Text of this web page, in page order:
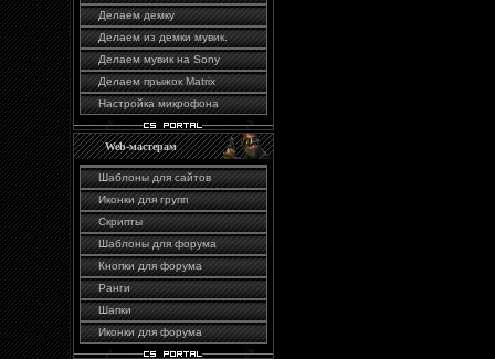
Делаем демку
Делаем из демки мувик.
Делаем мувик на Sony
Делаем прыжок Matrix
Настройка микрофона
Web-мастерам
Шаблоны для сайтов
Иконки для групп
Скрипты
Шаблоны для форума
Кнопки для форума
Ранги
Шапки
Иконки для форума